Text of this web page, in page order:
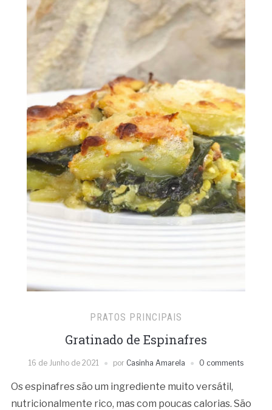
PRATOS PRINCIPAIS
Gratinado de Espinafres
16 de Junho de 2021 por Casinha Amarela 0 comments
Os espinafres são um ingrediente muito versátil,
nutricionalmente rico, mas com poucas calorias. São